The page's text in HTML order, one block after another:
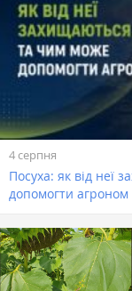
4 серпня
Посуха: як від неї
допомогти агроном